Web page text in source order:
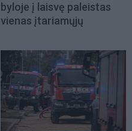
byloje į laisvę paleistas
vienas įtariamųjų